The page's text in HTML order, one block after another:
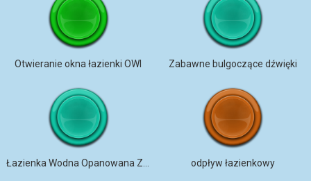
Otwieranie okna łazienki OWI Zabawne bulgoczące dźwięki
odpływ łazienkowy